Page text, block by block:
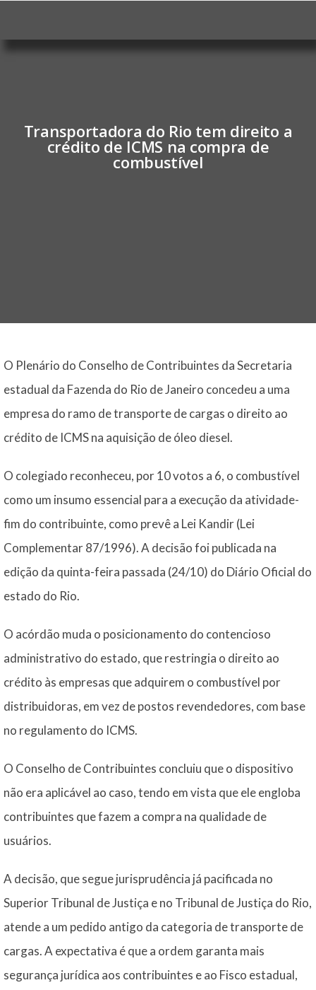
Transportadora do Rio tem direito a
crédito de ICMS na compra de
combustível
O Plenário do Conselho de Contribuintes da Secretaria
estadual da Fazenda do Rio de Janeiro concedeu a uma
empresa do ramo de transporte de cargas o direito ao
crédito de ICMS na aquisição de óleo diesel.
O colegiado reconheceu, por 10 votos a 6, o combustível
como um insumo essencial para a execução da atividade-
fim do contribuinte, como prevê a Lei Kandir (Lei
Complementar 87/1996). A decisão foi publicada na
edição da quinta-feira passada (24/10) do Diário Oficial do
estado do Rio.
O acórdão muda o posicionamento do contencioso
administrativo do estado, que restringia o direito ao
crédito às empresas que adquirem o combustível por
distribuidoras, em vez de postos revendedores, com base
no regulamento do ICMS.
O Conselho de Contribuintes concluiu que o dispositivo
não era aplicável ao caso, tendo em vista que ele engloba
contribuintes que fazem a compra na qualidade de
usuários.
A decisão, que segue jurisprudência já pacificada no
Superior Tribunal de Justiça e no Tribunal de Justiça do Rio,
atende a um pedido antigo da categoria de transporte de
cargas. A expectativa é que a ordem garanta mais
segurança jurídica aos contribuintes e ao Fisco estadual,